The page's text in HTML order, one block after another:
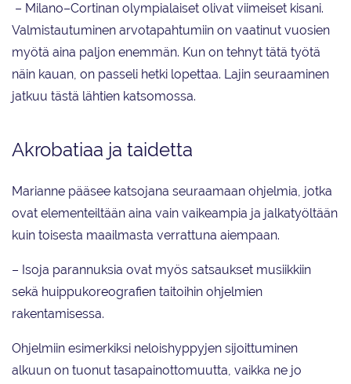
– Milano–Cortinan olympialaiset olivat viimeiset kisani.
Valmistautuminen arvotapahtumiin on vaatinut vuosien
myötä aina paljon enemmän. Kun on tehnyt tätä työtä
näin kauan, on passeli hetki lopettaa. Lajin seuraaminen
jatkuu tästä lähtien katsomossa.
Akrobatiaa ja taidetta
Marianne pääsee katsojana seuraamaan ohjelmia, jotka
ovat elementeiltään aina vain vaikeampia ja jalkatyöltään
kuin toisesta maailmasta verrattuna aiempaan.
– Isoja parannuksia ovat myös satsaukset musiikkiin
sekä huippukoreografien taitoihin ohjelmien
rakentamisessa.
Ohjelmiin esimerkiksi neloishyppyjen sijoittuminen
alkuun on tuonut tasapainottomuutta, vaikka ne jo